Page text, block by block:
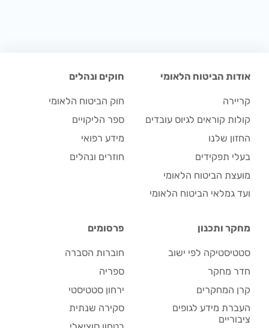
אודות הביטוח הלאומי
קריירה
קולות קוראים לגיוס עובדים
החזון שלנו
בעלי תפקידים
מועצת הביטוח הלאומי
ועד גמלאי הביטוח הלאומי
חוקים ונהלים
חוק הביטוח הלאומי
ספר הליקויים
מידע רפואי
חוזרים ונהלים
מחקר ותכנון
סטטיסטיקה לפי ישוב
חדר מחקר
קרן המחקרים
העברת מידע לגופים
ציבוריים
פרסומים
חוברות הסברה
ספריה
ירחון סטטיסטי
סקירה שנתית